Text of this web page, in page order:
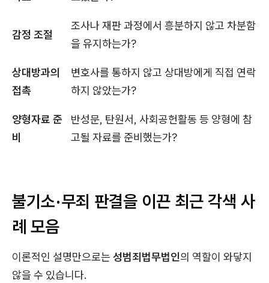
감정 조절
조사나 재판 과정에서 흥분하지 않고 차분함
을 유지하는가?
상대방과의
접촉
변호사를 통하지 않고 상대방에게 직접 연락
하지 않았는가?
양형자료 준
비
반성문, 탄원서, 사회공헌활동 등 양형에 참
고될 자료를 준비했는가?
불기소·무죄 판결을 이끈 최근 각색 사
례 모음
이론적인 설명만으로는 성범죄법무법인의 역할이 와닿지
않을 수 있습니다.